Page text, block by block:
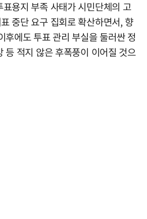
용지 부족 사태가 시민단체의 고
중단 요구 집회로 확산하면서, 향
후에도 투표 관리 부실을 둘러싼 정
등 적지 않은 후폭풍이 이어질 것으